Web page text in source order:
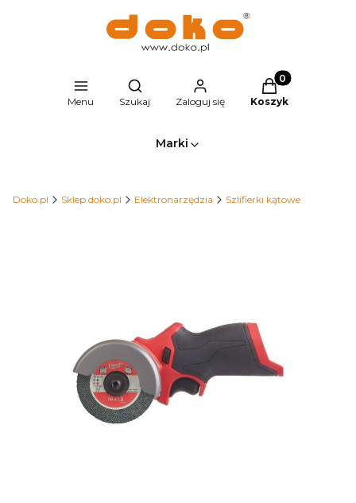
Menu
Otwórz wyszukiwarkę
Szukaj Zaloguj się
Produkty w
Koszyk
Marki
Doko.pl Sklep.doko.pl Elektronarzędzia Szlifierki kątowe